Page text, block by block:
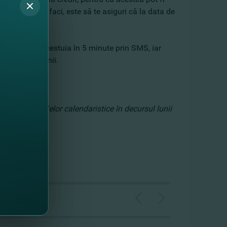
trebuie să faci, este să te asiguri că la data de
acestuia în 5 minute prin SMS, iar
a lua banii.
numărul zilelor calendaristice în decursul lunii